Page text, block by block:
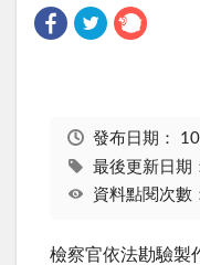
發布日期：
最後更新日
資料點閱次數
檢察官依法勘驗